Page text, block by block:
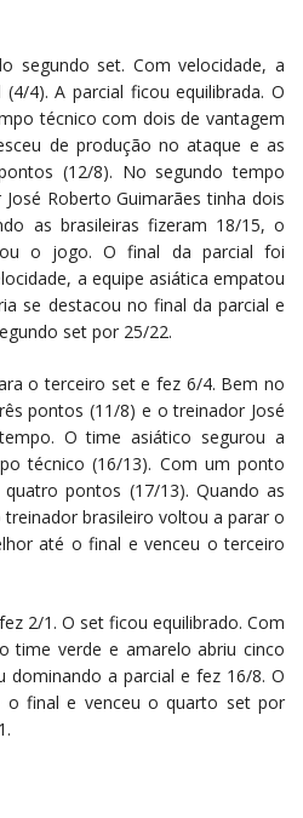
segundo set. Com velocidade, a
4). A parcial ficou equilibrada. O
técnico com dois de vantagem
de produção no ataque e as
(12/8). No segundo tempo
Roberto Guimarães tinha dois
as brasileiras fizeram 18/15, o
o jogo. O final da parcial foi
a equipe asiática empatou
se destacou no final da parcial e
set por 25/22.
o terceiro set e fez 6/4. Bem no
pontos (11/8) e o treinador José
O time asiático segurou a
técnico (16/13). Com um ponto
pontos (17/13). Quando as
brasileiro voltou a parar o
até o final e venceu o terceiro
2/1. O set ficou equilibrado. Com
time verde e amarelo abriu cinco
dominando a parcial e fez 16/8. O
final e venceu o quarto set por